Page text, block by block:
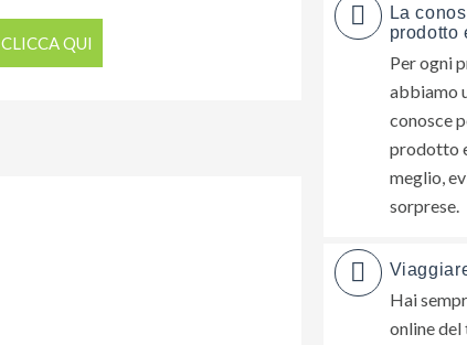
CLICCA QUI
La
prodotto
Per ogni
abbiamo
conosce
prodotto
meglio,
sorprese.
Hai
online del